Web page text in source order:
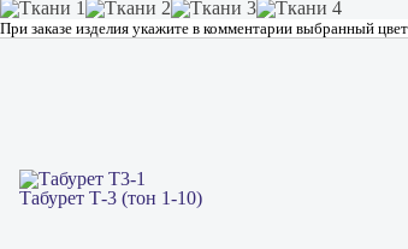
При заказе изделия укажите в комментарии выбранный
Табурет Т-3 (тон 1-10)